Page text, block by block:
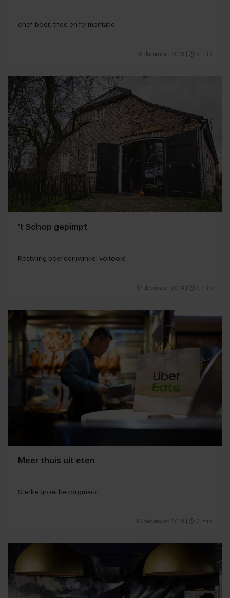
chef-boer, thee en fermentatie
18 december 2018 2 min
’t Schop gepimpt
Restyling boerderijwinkel voltooid
17 december 2018 3 min
Meer thuis uit eten
Sterke groei bezorgmarkt
16 december 2018 2 min